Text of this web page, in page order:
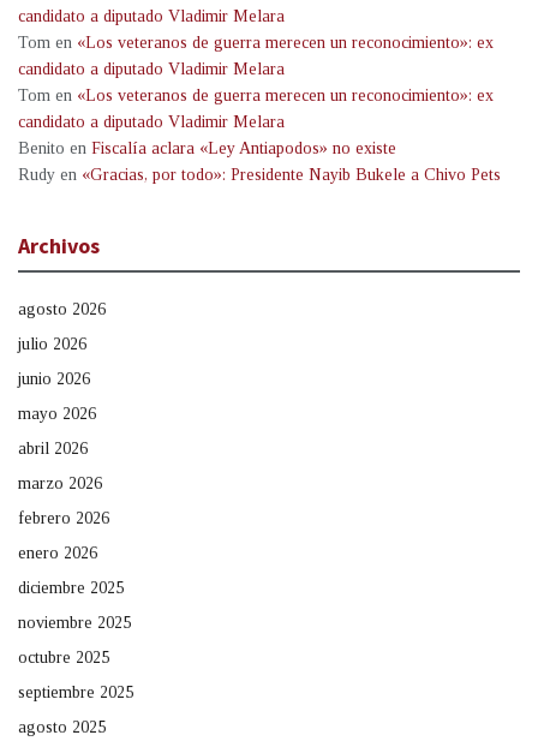
candidato a diputado Vladimir Melara
Tom en «Los veteranos de guerra merecen un reconocimiento»: ex
candidato a diputado Vladimir Melara
Tom en «Los veteranos de guerra merecen un reconocimiento»: ex
candidato a diputado Vladimir Melara
Benito en Fiscalía aclara «Ley Antiapodos» no existe
Rudy en «Gracias, por todo»: Presidente Nayib Bukele a Chivo Pets
Archivos
agosto 2026
julio 2026
junio 2026
mayo 2026
abril 2026
marzo 2026
febrero 2026
enero 2026
diciembre 2025
noviembre 2025
octubre 2025
septiembre 2025
agosto 2025